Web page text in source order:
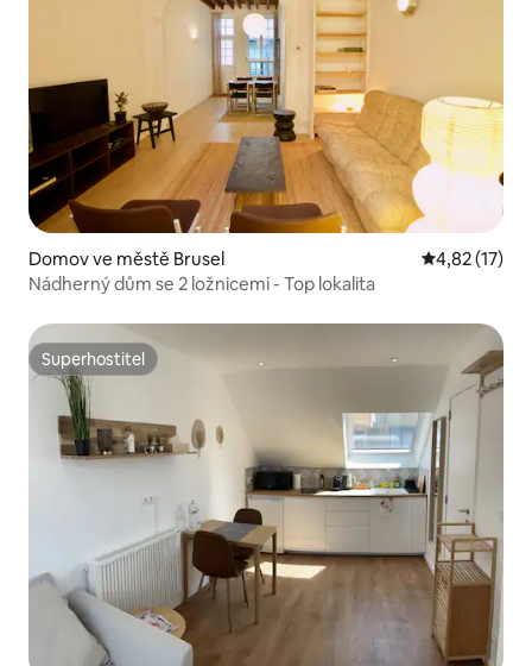
Domov ve městě Brusel Průměrné
4,82 (17)
Nádherný dům se 2 ložnicemi - Top lokalita
Superhostitel
Superhostitel